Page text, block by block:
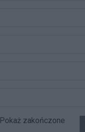
Pokaż zakończone